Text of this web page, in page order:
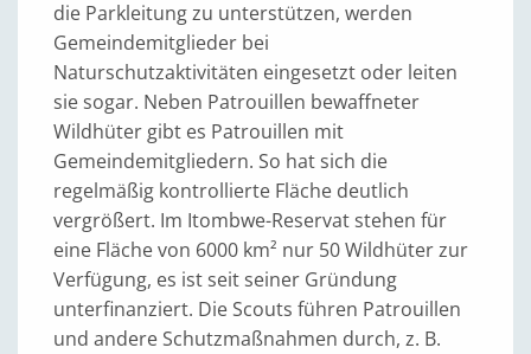
die Parkleitung zu unterstützen, werden
Gemeindemitglieder bei
Naturschutzaktivitäten eingesetzt oder leiten
sie sogar. Neben Patrouillen bewaffneter
Wildhüter gibt es Patrouillen mit
Gemeindemitgliedern. So hat sich die
regelmäßig kontrollierte Fläche deutlich
vergrößert. Im Itombwe-Reservat stehen für
eine Fläche von 6000 km² nur 50 Wildhüter zur
Verfügung, es ist seit seiner Gründung
unterfinanziert. Die Scouts führen Patrouillen
und andere Schutzmaßnahmen durch, z. B.